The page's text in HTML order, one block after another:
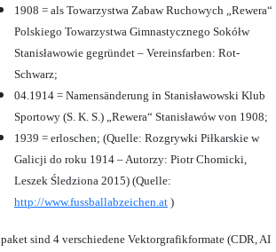
1908 = als Towarzystwa Zabaw Ruchowych „Rewera“
Polskiego Towarzystwa Gimnastycznego Sokółw
Stanisławowie gegründet – Vereinsfarben: Rot-
Schwarz;
04.1914 = Namensänderung in Stanisławowski Klub
Sportowy (S. K. S.) „Rewera“ Stanisławów von 1908;
1939 = erloschen; (Quelle: Rozgrywki Piłkarskie w
Galicji do roku 1914 – Autorzy: Piotr Chomicki,
Leszek Śledziona 2015) (Quelle:
http://www.fussballabzeichen.at )
sind 4 verschiedene Vektorgrafikformate (CDR, AI